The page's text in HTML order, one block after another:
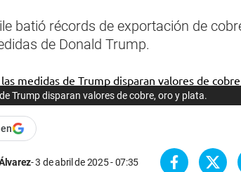
batió récords de exportación de
de Donald Trump.
Trump disparan valores de cobre, oro y plata.
3 de abril de 2025 - 07:35